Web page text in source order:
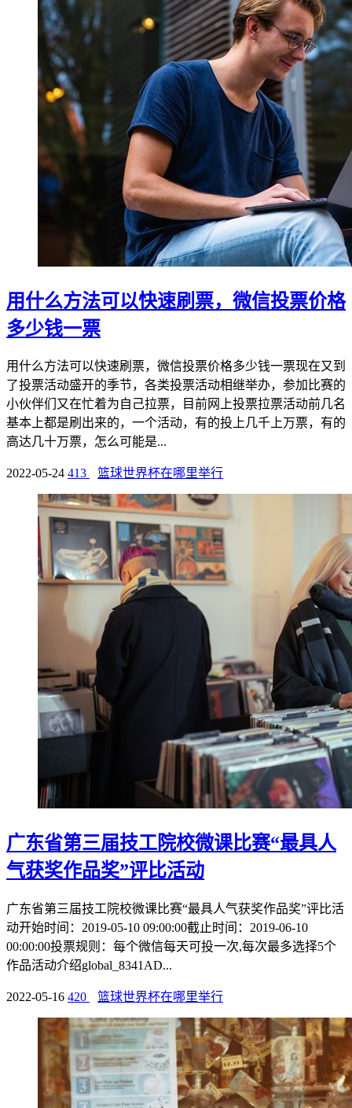
用什么方法可以快速刷票，微信投票价格
多少钱一票
用什么方法可以快速刷票，微信投票价格多少钱一票现在又到
了投票活动盛开的季节，各类投票活动相继举办，参加比赛的
小伙伴们又在忙着为自己拉票，目前网上投票拉票活动前几名
基本上都是刷出来的，一个活动，有的投上几千上万票，有的
高达几十万票，怎么可能是...
2022-05-24 413 篮球世界杯在哪里举行
广东省第三届技工院校微课比赛“最具人
气获奖作品奖”评比活动
广东省第三届技工院校微课比赛“最具人气获奖作品奖”评比活
动开始时间：2019-05-10 09:00:00截止时间：2019-06-10
00:00:00投票规则：每个微信每天可投一次,每次最多选择5个
作品活动介绍global_8341AD...
2022-05-16 420 篮球世界杯在哪里举行